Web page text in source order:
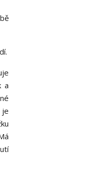
a
je